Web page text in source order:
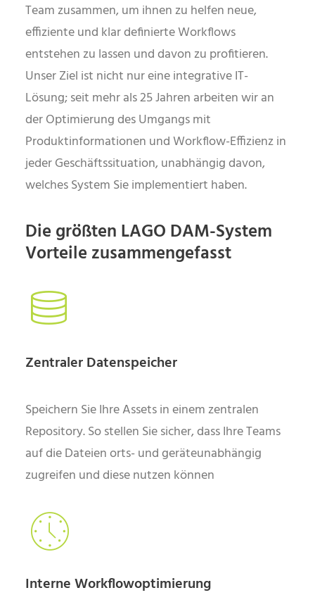
Team zusammen, um ihnen zu helfen neue,
effiziente und klar definierte Workflows
entstehen zu lassen und davon zu profitieren.
Unser Ziel ist nicht nur eine integrative IT-
Lösung; seit mehr als 25 Jahren arbeiten wir an
der Optimierung des Umgangs mit
Produktinformationen und Workflow-Effizienz in
jeder Geschäftssituation, unabhängig davon,
welches System Sie implementiert haben.
Die größten LAGO DAM-System
Vorteile zusammengefasst
Zentraler Datenspeicher
Speichern Sie Ihre Assets in einem zentralen
Repository. So stellen Sie sicher, dass Ihre Teams
auf die Dateien orts- und geräteunabhängig
zugreifen und diese nutzen können
Interne Workflowoptimierung